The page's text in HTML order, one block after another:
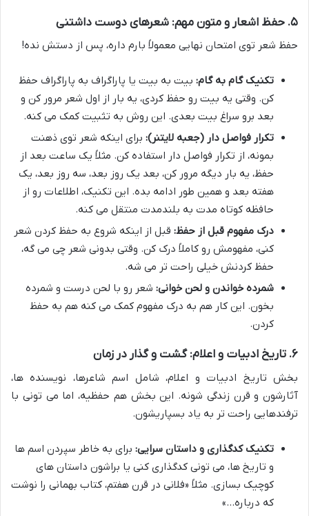
۵. حفظ اشعار و متون مهم: شعرهای دوست داشتنی
حفظ شعر توی امتحان نهایی معمولاً بارم داره، پس از دستش نده!
تکنیک گام به گام: بیت به بیت یا پاراگراف به پاراگراف حفظ
کن. وقتی یه بیت رو حفظ کردی، یه بار از اول شعر مرور کن و
بعد برو سراغ بیت بعدی. این روش به تثبیت کمک می کنه.
تکرار فواصل دار (جعبه لایتنر): برای اینکه شعر توی ذهنت
بمونه، از تکرار فواصل دار استفاده کن. مثلاً یک ساعت بعد از
حفظ، یه بار دیگه مرور کن، بعد یک روز بعد، سه روز بعد، یک
هفته بعد و همین طور ادامه بده. این تکنیک، اطلاعات رو از
حافظه کوتاه مدت به بلندمدت منتقل می کنه.
درک مفهوم قبل از حفظ: قبل از اینکه شروع به حفظ کردن شعر
کنی، مفهومش رو کاملاً درک کن. وقتی بدونی شعر چی می گه،
حفظ کردنش خیلی راحت تر می شه.
شمرده خواندن و لحن خوانی: شعر رو با لحن درست و شمرده
بخون. این کار هم به درک مفهوم کمک می کنه هم به حفظ
کردن.
۶. تاریخ ادبیات و اعلام: گشت و گذار در زمان
بخش تاریخ ادبیات و اعلام، شامل اسم شاعرها، نویسنده ها،
آثارشون و قرن زندگی شونه. این بخش هم حفظیه، اما می تونی با
ترفندهایی راحت تر به یاد بسپاریشون.
تکنیک کدگذاری و داستان سرایی: برای به خاطر سپردن اسم ها
و تاریخ ها، می تونی کدگذاری کنی یا براشون داستان های
کوچیک بسازی. مثلاً «فلانی در قرن هفتم، کتاب بهمانی را نوشت
که درباره…»